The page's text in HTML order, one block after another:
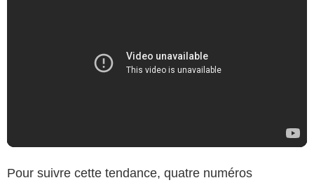
Pour suivre cette tendance, quatre numéros